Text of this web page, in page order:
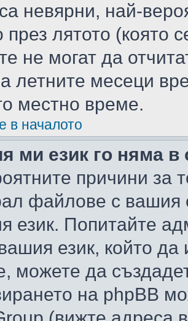
невярни, най-
през лятото (която
не могат да
летните месеци
местно време.
в началото
ми език го няма в
причини за
файлове с вашия
език. Попитайте
език, който да
можете да
на phpBB